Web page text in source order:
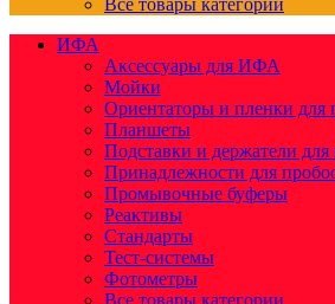
Все товары категории
ИФА
Аксессуары для ИФА
Мойки
Ориентаторы и пленки для
Планшеты
Подставки и держатели
Принадлежности для
Промывочные буферы
Реактивы
Стандарты
Тест-системы
Фотометры
Все товары категории